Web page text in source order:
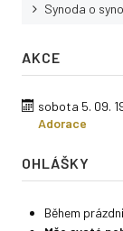
Synoda o
AKCE
sobota 5. 09.
Adorace
OHLÁŠKY
Během